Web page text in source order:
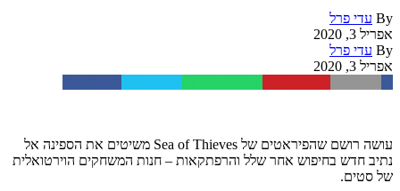
By עדי פרל
אפריל 3, 2020
By עדי פרל
אפריל 3, 2020
עושה רושם שהפיראטים של Sea of Thieves משיטים את הספינה אל
נתיב חדש בחיפוש אחר שלל והרפתקאות – חנות המשחקים הוירטואלית
של סטים.